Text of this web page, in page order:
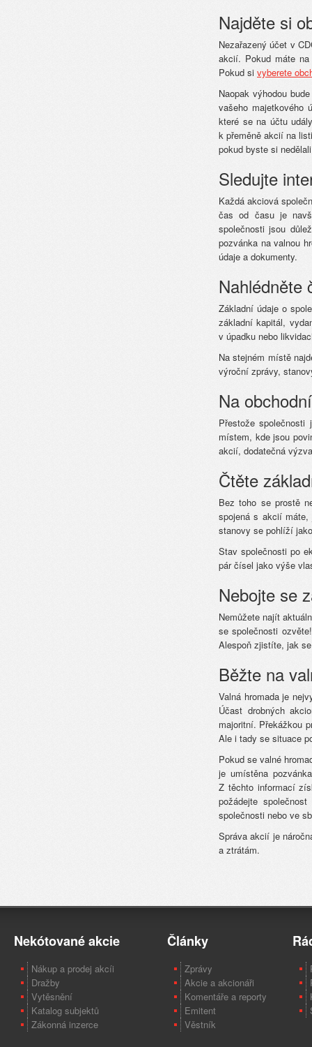
Najděte si
Nezařazený účet v
akcií. Pokud máte
Pokud si vyberete
Naopak výhodou
vašeho majetkového
které se na účtu
k přeměně akcií na
pokud byste si
Sledujte
Každá akciová
čas od času je
společnosti jsou
pozvánka na valnou
údaje a dokumenty.
Nahlédněte
Základní údaje o
základní kapitál,
v úpadku nebo
Na stejném místě
výroční zprávy,
Na
Přestože
místem, kde jsou
akcií, dodatečná
Čtěte
Bez toho se prostě
spojená s akcií
stanovy se pohlíží
Stav společnosti po
pár čísel jako výše
Nebojte se
Nemůžete najít
se společnosti
Alespoň zjistíte, jak
Běžte na
Valná hromada je
Účast drobných
majoritní. Překážkou
Ale i tady se situace
Pokud se valné
je umístěna
Z těchto informací
požádejte
společnosti nebo ve
Správa akcií je
a ztrátám.
Nekótované akcie
Nákup a prodej akcíi
Dražby
Vytěsnění
Katalog subjektů
Zákonná inzerce
Články
Zprávy
Akcie a akcionáři
Komentáře a reporty
Emitent
Věstník